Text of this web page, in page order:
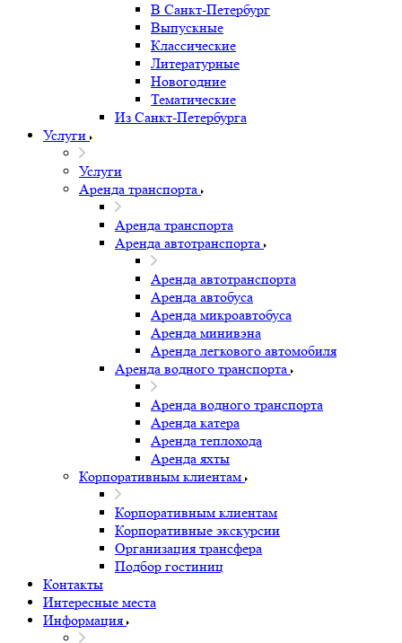
В Санкт-Петербург
Выпускные
Классические
Литературные
Новогодние
Тематические
Из Санкт-Петербурга
Услуги
Услуги
Аренда транспорта
Аренда транспорта
Аренда автотранспорта
Аренда автотранспорта
Аренда автобуса
Аренда микроавтобуса
Аренда минивэна
Аренда легкового автомобиля
Аренда водного транспорта
Аренда водного транспорта
Аренда катера
Аренда теплохода
Аренда яхты
Корпоративным клиентам
Корпоративным клиентам
Корпоративные экскурсии
Организация трансфера
Подбор гостиниц
Контакты
Интересные места
Информация